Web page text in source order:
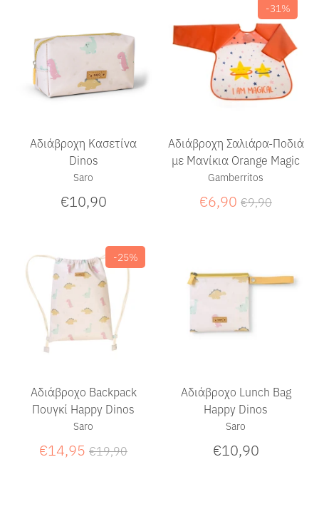
Αδιάβροχη Κασετίνα
Dinos
Saro
€10,90
Αδιάβροχη Σαλιάρα-Ποδιά
με Μανίκια Orange Magic
Gamberritos
€6,90 Κανονική
€9,90
-31%
Αδιάβροχο Backpack
Πουγκί Happy Dinos
Saro
€14,95 Κανονική
€19,90
-25%
Αδιάβροχο Lunch Bag
Happy Dinos
Saro
€10,90